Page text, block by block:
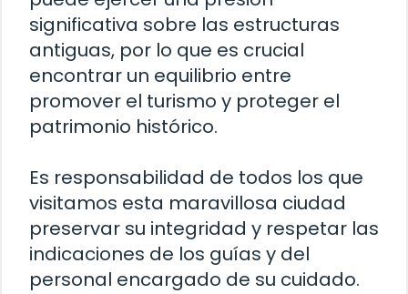
significativa sobre las estructuras
antiguas, por lo que es crucial
encontrar un equilibrio entre
promover el turismo y proteger el
patrimonio histórico.
Es responsabilidad de todos los que
visitamos esta maravillosa ciudad
preservar su integridad y respetar las
indicaciones de los guías y del
personal encargado de su cuidado.